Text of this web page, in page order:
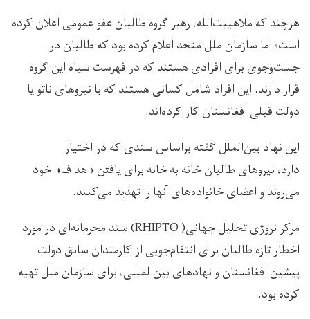
هرچند که ملاهیبت‌الله، رهبر گروه طالبان عفو عمومی اعلان کرده
است؛ اما سازمان ملل متحد اعلام کرده بود که طالبان در
جست‌وجوی برای افرادی هستند که در فهرست سیاه این گروه
قرار دارند. این افراد شامل کسانی هستند که با نیروهای ناتو یا
دولت قبلی افغانستان کار کرده‌اند.
این نهاد بین‌الملل گفته براساس سندی که در اختیار
دارد، نیروهای طالبان خانه به خانه برای یافتن «اهداف» خود
می‌روند و اعضای خانواده‌های آنها را تهدید می‌کنند.
مرکز نروژی تحلیل جهانی( RHIPTO) سند محرمانه‌ای در مورد
اخطار تازه طالبان برای انتقام‌جویی از کارمندان سابق دولت
پیشین افغانستان و نهادهای بین‌المللی، برای سازمان ملل تهیه
کرده بود.